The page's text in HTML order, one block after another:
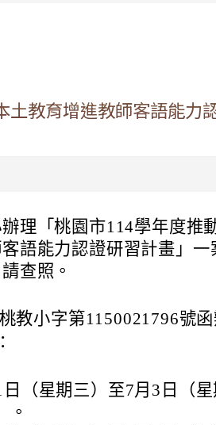
土教育增進教師客語能力
理「桃園市114學年度推
語能力認證研習計畫」一
查照。
教小字第1150021796號函
（星期三）至7月3日（星
。